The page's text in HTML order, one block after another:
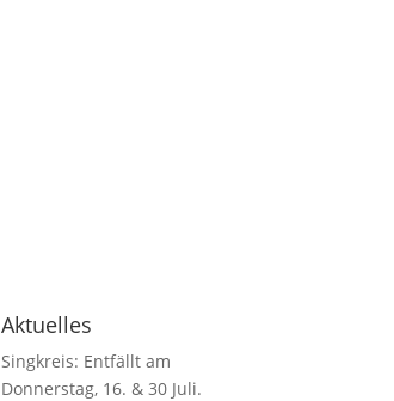
Aktuelles
Singkreis: Entfällt am
Donnerstag, 16. & 30 Juli.